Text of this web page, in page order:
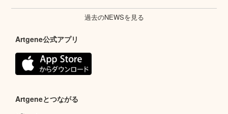
過去のNEWSを見る
Artgene公式アプリ
Artgeneとつながる